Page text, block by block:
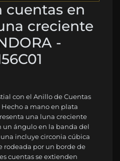
cuentas en
creciente
-
con el Anillo de Cuentas
a mano en plata
una luna creciente
un ángulo en la banda del
incluye circonia cúbica
rodeada por un borde de
cuentas se extienden